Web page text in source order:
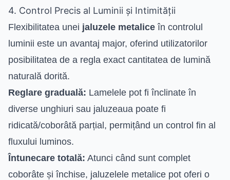
4. Control Precis al Luminii și Intimității
Flexibilitatea unei jaluzele metalice în controlul
luminii este un avantaj major, oferind utilizatorilor
posibilitatea de a regla exact cantitatea de lumină
naturală dorită.
Reglare graduală: Lamelele pot fi înclinate în
diverse unghiuri sau jaluzeaua poate fi
ridicată/coborâtă parțial, permițând un control fin al
fluxului luminos.
Întunecare totală: Atunci când sunt complet
coborâte și închise, jaluzelele metalice pot oferi o